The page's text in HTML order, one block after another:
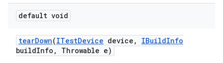
default void
tearDown(ITestDevice device , IBuildInfo
buildInfo , Throwable e)